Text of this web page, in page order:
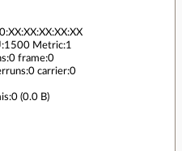
Metric:1
frame:0
carrier:0
(0.0 B)